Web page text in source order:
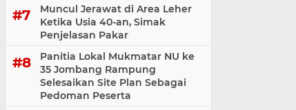
Muncul Jerawat di Area Leher
Ketika Usia 40-an, Simak
Penjelasan Pakar
Panitia Lokal Mukmatar NU ke
35 Jombang Rampung
Selesaikan Site Plan Sebagai
Pedoman Peserta